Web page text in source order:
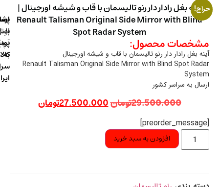
آینه بغل رادار دار رنو تالیسمان با قاب و شیشه اورجینال |
Renault Talisman Original Side Mirror with
Spot Radar System
محصول:
بغل رادار دار رنو تالیسمان با قاب و شیشه اورجینال
Renault Talisman Original Side Mirror with Blind Spot
به سراسر کشور
29.500.000تومان27.500.000تومان
افزودن به سبد خرید
ارسال
سراسر
اصالت
پشتیبانی
(واتس